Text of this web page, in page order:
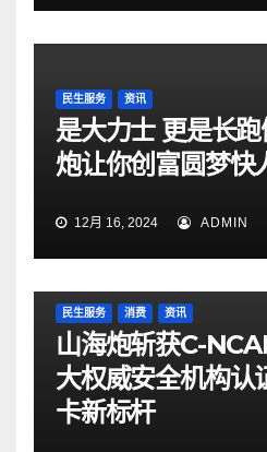
民生服务 资讯
是大力士 更是长
炮让你创富圆梦快
12月 16, 2024 ADMIN
民生服务 消费 资讯
山海炮斩获C-
大权威安全机构认
卡新标杆